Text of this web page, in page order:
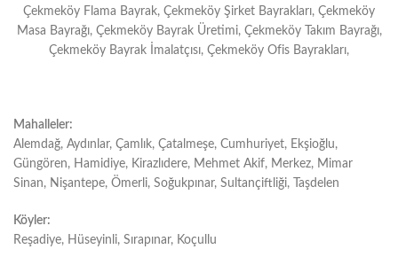
Çekmeköy Flama Bayrak, Çekmeköy Şirket Bayrakları, Çekmeköy
Masa Bayrağı, Çekmeköy Bayrak Üretimi, Çekmeköy Takım Bayrağı,
Çekmeköy Bayrak İmalatçısı, Çekmeköy Ofis Bayrakları,
Mahalleler:
Alemdağ, Aydınlar, Çamlık, Çatalmeşe, Cumhuriyet, Ekşioğlu,
Güngören, Hamidiye, Kirazlıdere, Mehmet Akif, Merkez, Mimar
Sinan, Nişantepe, Ömerli, Soğukpınar, Sultançiftliği, Taşdelen
Köyler:
Reşadiye, Hüseyinli, Sırapınar, Koçullu